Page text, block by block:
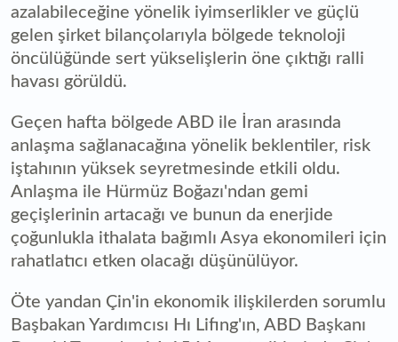
azalabileceğine yönelik iyimserlikler ve güçlü
gelen şirket bilançolarıyla bölgede teknoloji
öncülüğünde sert yükselişlerin öne çıktığı ralli
havası görüldü.
Geçen hafta bölgede ABD ile İran arasında
anlaşma sağlanacağına yönelik beklentiler, risk
iştahının yüksek seyretmesinde etkili oldu.
Anlaşma ile Hürmüz Boğazı'ndan gemi
geçişlerinin artacağı ve bunun da enerjide
çoğunlukla ithalata bağımlı Asya ekonomileri için
rahatlatıcı etken olacağı düşünülüyor.
Öte yandan Çin'in ekonomik ilişkilerden sorumlu
Başbakan Yardımcısı Hı Lifıng'ın, ABD Başkanı